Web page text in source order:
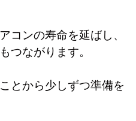
コンの寿命を延ばし、
つながります。
とから少しずつ準備を